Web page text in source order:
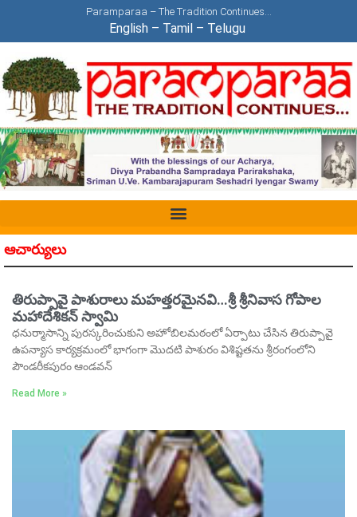
Paramparaa – The Tradition Continues…
English– Tamil– Telugu
ఆచార్యులు
తిరుప్పావై పాశురాలు మహత్తరమైనవి…శ్రీ శ్రీనివాస గోపాల
మహాదేశికన్‌ స్వామి
ధనుర్మాసాన్ని పురస్కరించుకుని అహోబిలమఠంలో ఏర్పాటు చేసిన తిరుప్పావై
ఉపన్యాస కార్యక్రమంలో భాగంగా మొదటి పాశురం విశిష్టతను శ్రీరంగంలోని
పౌండరీకపురం ఆండవన్‌
Read More »